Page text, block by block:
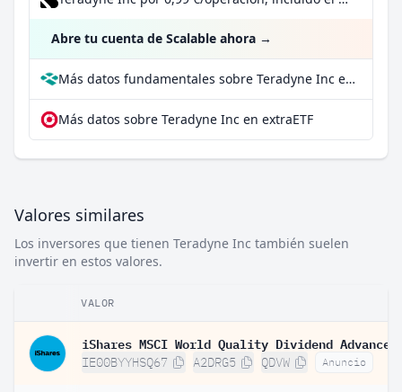
Abre tu cuenta de Scalable ahora →
Más datos fundamentales sobre Teradyne Inc en Parqet
Más datos sobre Teradyne Inc en extraETF
Valores similares
Los inversores que tienen Teradyne Inc también suelen
invertir en estos valores.
VALOR
IE00BYYHSQ67 A2DRG5 QDVW Anuncio